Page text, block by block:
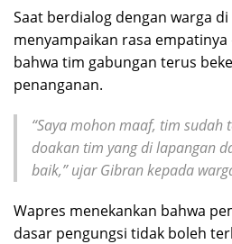
Saat berdialog dengan warga
menyampaikan rasa
bahwa tim gabungan terus
penanganan.
“Saya mohon maaf, tim sudah
doakan tim yang di lapangan
baik,” ujar Gibran kepada
Wapres menekankan bahwa
dasar pengungsi tidak boleh